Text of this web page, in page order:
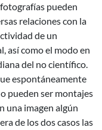
pueden
relaciones con la
de un
así como el modo en
del no científico.
espontáneamente
pueden ser montajes
una imagen algún
de los dos casos las